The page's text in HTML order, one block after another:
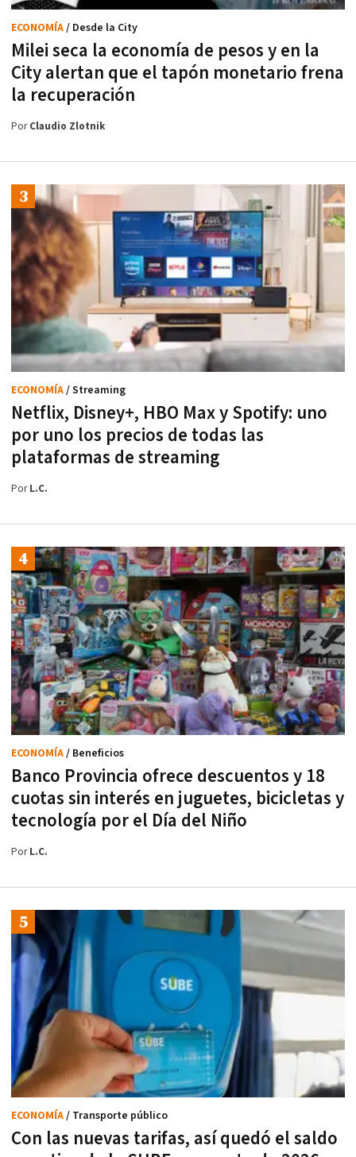
Milei seca la economía de pesos y en la
City alertan que el tapón monetario frena
la recuperación
ECONOMÍA/ Desde la City
PorClaudio Zlotnik
Netflix, Disney+, HBO Max y Spotify: uno
por uno los precios de todas las
plataformas de streaming
ECONOMÍA/ Streaming
PorL.C.
Banco Provincia ofrece descuentos y 18
cuotas sin interés en juguetes, bicicletas y
tecnología por el Día del Niño
ECONOMÍA/ Beneficios
PorL.C.
Con las nuevas tarifas, así quedó el saldo
ECONOMÍA/ Transporte público